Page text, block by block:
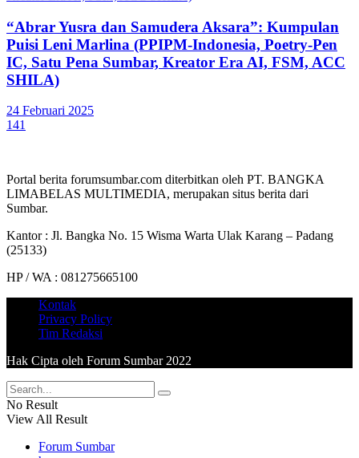
“Abrar Yusra dan Samudera Aksara”: Kumpulan
Puisi Leni Marlina (PPIPM-Indonesia, Poetry-Pen
IC, Satu Pena Sumbar, Kreator Era AI, FSM, ACC
SHILA)
24 Februari 2025
141
Portal berita forumsumbar.com diterbitkan oleh PT. BANGKA
LIMABELAS MULTIMEDIA, merupakan situs berita dari
Sumbar.
Kantor : Jl. Bangka No. 15 Wisma Warta Ulak Karang – Padang
(25133)
HP / WA : 081275665100
Kontak
Privacy Policy
Tim Redaksi
Hak Cipta oleh Forum Sumbar 2022
No Result
View All Result
Forum Sumbar